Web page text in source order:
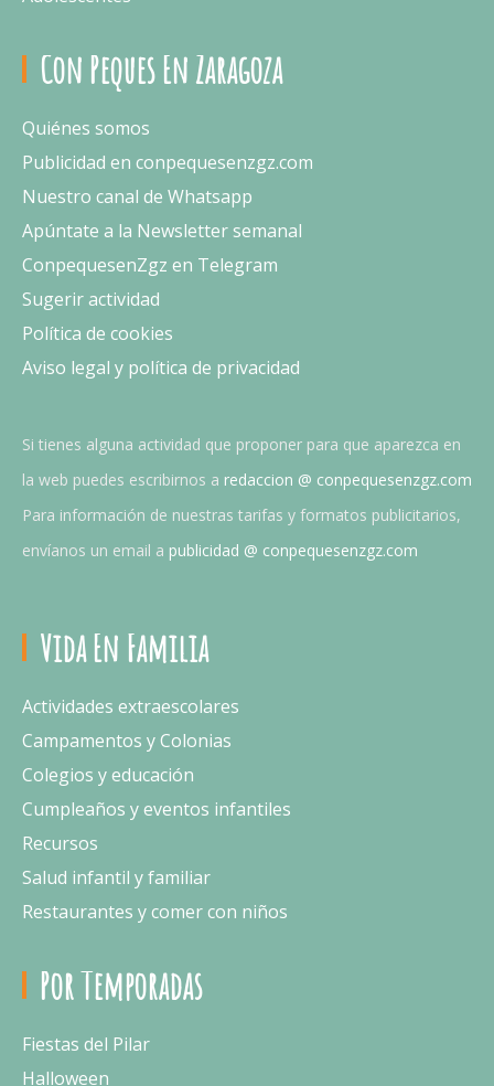
Con Peques En Zaragoza
Quiénes somos
Publicidad en conpequesenzgz.com
Nuestro canal de Whatsapp
Apúntate a la Newsletter semanal
ConpequesenZgz en Telegram
Sugerir actividad
Política de cookies
Aviso legal y política de privacidad
Si tienes alguna actividad que proponer para que aparezca en
la web puedes escribirnos a redaccion @ conpequesenzgz.com
Para información de nuestras tarifas y formatos publicitarios,
envíanos un email a publicidad @ conpequesenzgz.com
Vida En Familia
Actividades extraescolares
Campamentos y Colonias
Colegios y educación
Cumpleaños y eventos infantiles
Recursos
Salud infantil y familiar
Restaurantes y comer con niños
Por Temporadas
Fiestas del Pilar
Halloween